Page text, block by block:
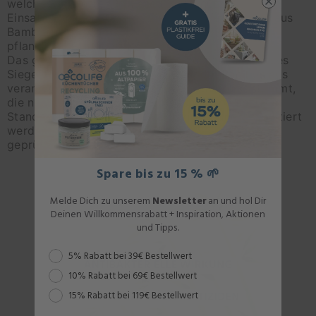
welche Rohstoffe für diese Einwegnutzung zum
Einsatz kommen. Unser Toilettenpapier besteht aus
Bambusfasern und setzt damit auf eine rein
pflanzliche Faserbasis.
Das genutzte Material ist FSC®-zertifiziert. Dieses
Siegel bestätigt, dass der verwendete Bambus aus
verantwortungsvoller Waldbewirtschaftung stammt,
die nach den strengen ökologischen und sozialen
Standards des Forest Stewardship Council® auditiert
werden. So verbinden wir Alltagshygiene mit
geprüfter Herkunftstransparenz.
Spare bis zu 15 % 🌱
Melde Dich zu unserem Newsletter an und hol Dir
Deinen Willkommensrabatt + Inspiration, Aktionen
und Tipps.
Rabattstaffel
5% Rabatt bei 39€ Bestellwert
10% Rabatt bei 69€ Bestellwert
15% Rabatt bei 119€ Bestellwert